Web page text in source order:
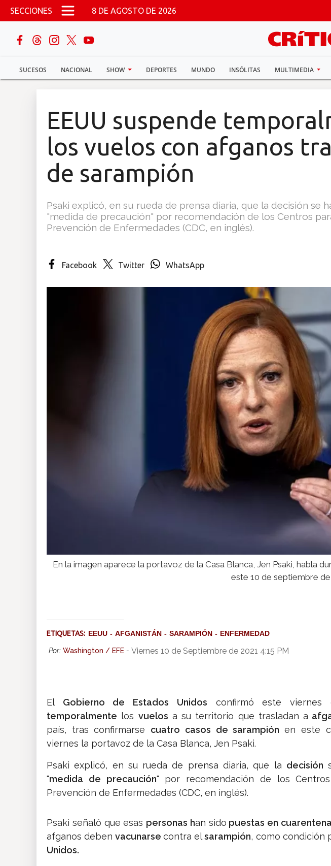
Pasar al contenido principal
SECCIONES 8 DE AGOSTO DE 2026
SUCESOS NACIONAL SHOW DEPORTES MUNDO INSÓLITAS MULTIMEDIA
buscar
Sucesos
EEUU suspende
los vuelos con afganos
de sarampión
Psaki explicó, en su rueda de prensa diaria, que la decisión se
"medida de precaución" por recomendación de los Centros
Prevención de Enfermedades (CDC, en inglés).
Facebook Twitter WhatsApp
En la imagen aparece la portavoz de la Casa Blanca, Jen Psaki, habla
este 10 de septiembre
ETIQUETAS: EEUU AFGANISTÁN SARAMPIÓN ENFERMEDAD
Por: Washington / EFE - Viernes 10 de Septiembre de 2021 4:15 PM
El Gobierno de Estados Unidos confirmó este viernes
temporalmente los vuelos a su territorio que trasladan a
país, tras confirmarse cuatro casos de sarampiónen este
viernes la portavoz de la Casa Blanca, Jen Psaki.
Psaki explicó, en su rueda de prensa diaria, que la decisión
"medida de precaución" por recomendación de los
Prevención de Enfermedades (CDC, en inglés).
Psaki señaló que esas personas han sido puestas en cuarentena
afganos deben vacunarse contra elsarampión, como condición
Unidos.